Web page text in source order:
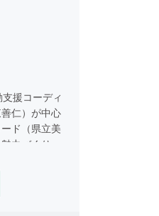
援コーディ
仁）が中心
ド（県立美
力づくり
に行ってい